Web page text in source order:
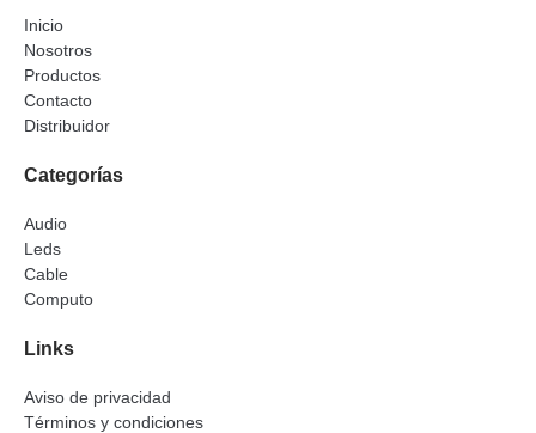
Inicio
Nosotros
Productos
Contacto
Distribuidor
Categorías
Audio
Leds
Cable
Computo
Links
Aviso de privacidad
Términos y condiciones